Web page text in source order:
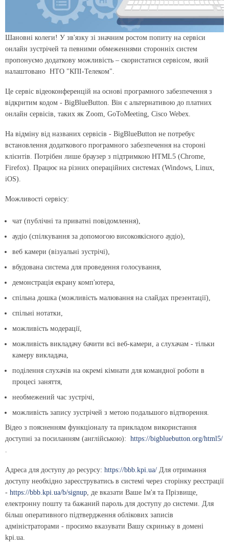
Шановні колеги! У зв'язку зі значним ростом попиту на сервіси
онлайн зустрічей та певними обмеженнями сторонніх систем
пропонуємо додаткову можливість – скористатися сервісом, який
налаштовано НТО "КПІ-Телеком".
Це сервіс відеоконференцій на основі програмного забезпечення з
відкритим кодом - BigBlueButton. Він є альтернативою до платних
онлайн сервісів, таких як Zoom, GoToMeeting, Cisco Webex.
На відміну від названих сервісів - BigBlueButton не потребує
встановлення додаткового програмного забезпечення на стороні
клієнтів. Потрібен лише браузер з підтримкою HTML5 (Chrome,
Firefox). Працює на різних операційних системах (Windows, Linux,
iOS).
Можливості сервісу:
чат (публічні та приватні повідомлення),
аудіо (спілкування за допомогою високоякісного аудіо),
веб камери (візуальні зустрічі),
вбудована система для проведення голосування,
демонстрація екрану комп'ютера,
спільна дошка (можливість малювання на слайдах презентації),
спільні нотатки,
можливість модерації,
можливість викладачу бачити всі веб-камери, а слухачам - тільки
камеру викладача,
поділення слухачів на окремі кімнати для командної роботи в
процесі заняття,
необмежений час зустрічі,
можливість запису зустрічей з метою подальшого відтворення.
Відео з поясненням функціоналу та прикладом використання
доступні за посиланням (англійською): https://bigbluebutton.org/html5/
.
Адреса для доступу до ресурсу: https://bbb.kpi.ua/ Для отримання
доступу необхідно зареєструватись в системі через сторінку реєстрації
- https://bbb.kpi.ua/b/signup , де вказати Ваше Ім'я та Прізвище,
електронну пошту та бажаний пароль для доступу до системи. Для
більш оперативного підтвердження облікових записів
адміністраторами - просимо вказувати Вашу скриньку в домені
kpi.ua.